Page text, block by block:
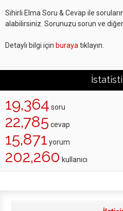
Sihirli Elma Soru & Cevap ile
alabilirsiniz. Sorunuzu sorun ve diğer
Detaylı bilgi için buraya tıklayın.
19,364 soru
22,785 cevap
15,871 yorum
202,260 kullanıcı